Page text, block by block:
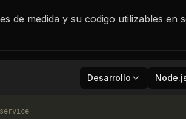
de medida y su codigo utilizables en
Desarrollo